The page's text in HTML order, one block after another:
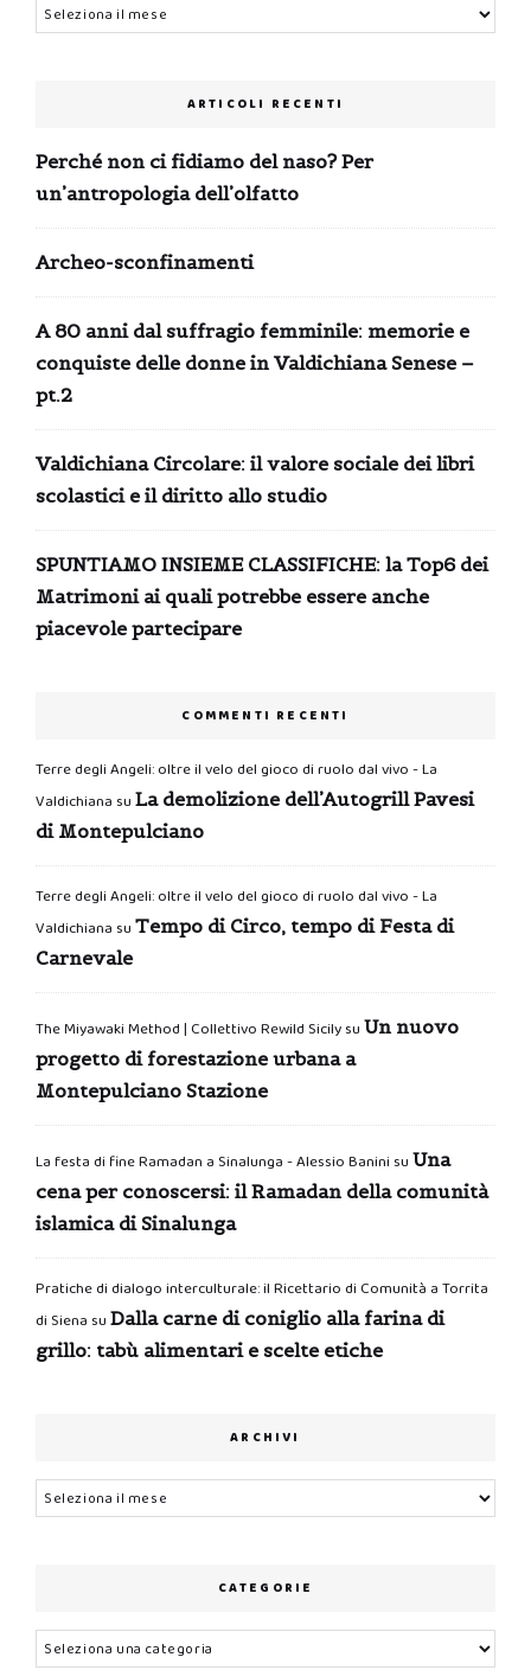
Archivi
ARTICOLI RECENTI
Perché non ci fidiamo del naso? Per
un’antropologia dell’olfatto
Archeo-sconfinamenti
A 80 anni dal suffragio femminile: memorie e
conquiste delle donne in Valdichiana Senese –
pt.2
Valdichiana Circolare: il valore sociale dei libri
scolastici e il diritto allo studio
SPUNTIAMO INSIEME CLASSIFICHE: la Top6 dei
Matrimoni ai quali potrebbe essere anche
piacevole partecipare
COMMENTI RECENTI
Terre degli Angeli: oltre il velo del gioco di ruolo dal vivo - La
Valdichiana su La demolizione dell’Autogrill Pavesi
di Montepulciano
Terre degli Angeli: oltre il velo del gioco di ruolo dal vivo - La
Valdichiana su Tempo di Circo, tempo di Festa di
Carnevale
The Miyawaki Method | Collettivo Rewild Sicilysu Un nuovo
progetto di forestazione urbana a
Montepulciano Stazione
La festa di fine Ramadan a Sinalunga - Alessio Banini su Una
cena per conoscersi: il Ramadan della comunità
islamica di Sinalunga
Pratiche di dialogo interculturale: il Ricettario di Comunità a Torrita
di Siena su Dalla carne di coniglio alla farina di
grillo: tabù alimentari e scelte etiche
ARCHIVI
Archivi
CATEGORIE
Categorie